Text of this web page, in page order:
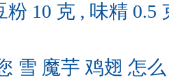
粉 10 克 , 味精 0.5
雪 魔芋 鸡翅 怎